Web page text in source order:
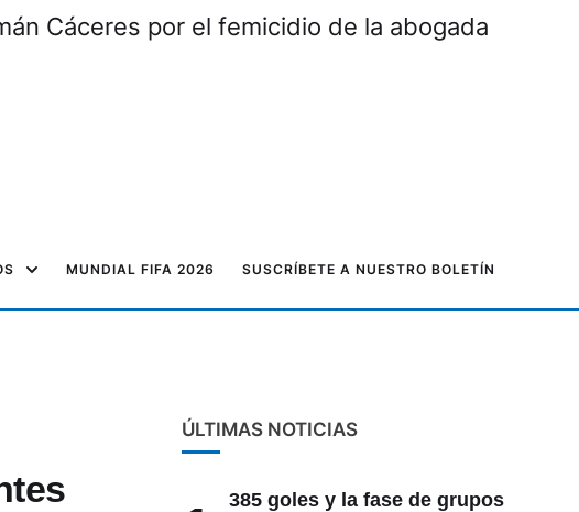
Cáceres por el femicidio de la abogada
MUNDIAL FIFA 2026 SUSCRÍBETE A NUESTRO BOLETÍN
ÚLTIMAS NOTICIAS
385 goles y la fase de grupos